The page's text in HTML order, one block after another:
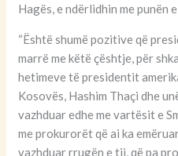
Hagës, e ndërlidhin me punën
“Është shumë pozitive që
marrë me këtë çështje, për
hetimeve të presidentit
Kosovës, Hashim Thaçi dhe
vazhduar edhe me vartësit e
me prokurorët që ai ka
vazhduar rrugën e tij, që pa